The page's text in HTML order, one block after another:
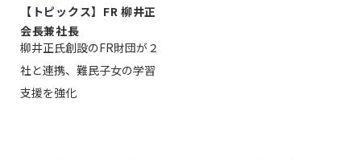
【トピックス】FR 柳井正
会長兼社長
柳井正氏創設のFR財団が２
社と連携、難民子女の学習
支援を強化